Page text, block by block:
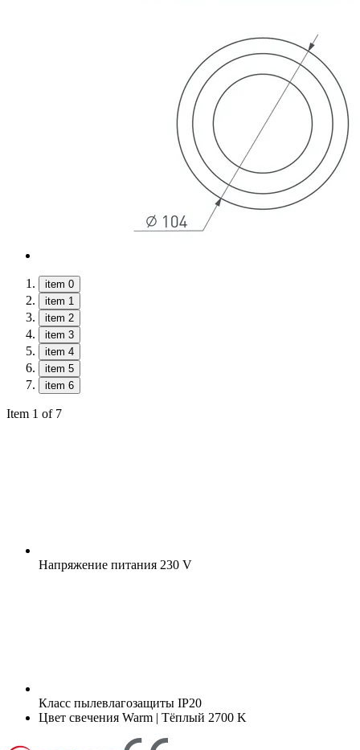
item 0
item 1
item 2
item 3
item 4
item 5
item 6
Item 1 of 7
Напряжение питания 230 V
Класс пылевлагозащиты IP20
Цвет свечения Warm | Тёплый 2700 K